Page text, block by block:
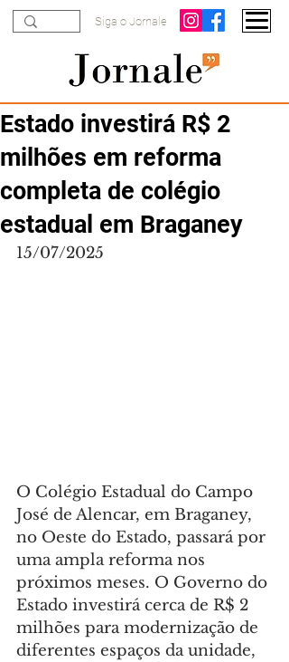
Siga o Jornale
Estado investirá R$ 2
milhões em reforma
completa de colégio
estadual em Braganey
15/07/2025
O Colégio Estadual do Campo
José de Alencar, em Braganey,
no Oeste do Estado, passará por
uma ampla reforma nos
próximos meses. O Governo do
Estado investirá cerca de R$ 2
milhões para modernização de
diferentes espaços da unidade,